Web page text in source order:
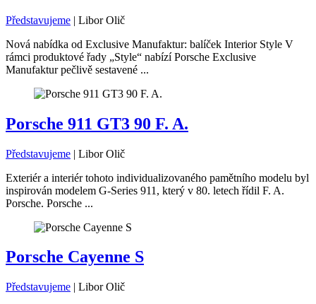
Představujeme | Libor Olič
Nová nabídka od Exclusive Manufaktur: balíček Interior Style V
rámci produktové řady „Style“ nabízí Porsche Exclusive
Manufaktur pečlivě sestavené ...
Porsche 911 GT3 90 F. A.
Představujeme | Libor Olič
Exteriér a interiér tohoto individualizovaného pamětního modelu byl
inspirován modelem G-Series 911, který v 80. letech řídil F. A.
Porsche. Porsche ...
Porsche Cayenne S
Představujeme | Libor Olič